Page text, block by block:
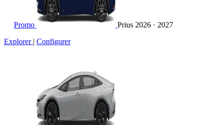
Promo Prius 2026 · 2027
Explorer | Configurer